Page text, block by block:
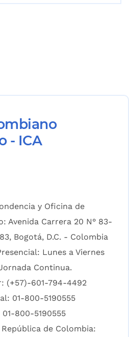
- ICA
y Oficina de
Avenida Carrera 20 N° 83-
Bogotá, D.C. - Colombia
Lunes a Viernes
Continua.
(+57)-601-794-4492
01-800-5190555
800-5190555
de Colombia: